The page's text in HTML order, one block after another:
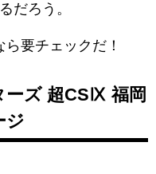
だろう。
要チェックだ！
ーズ 超CSⅨ 福岡
ジ